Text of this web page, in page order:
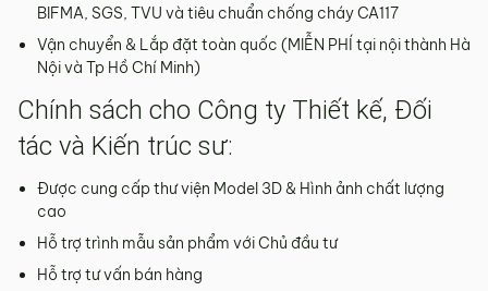
BIFMA, SGS, TVU và tiêu chuẩn chống cháy CA117
Vận chuyển & Lắp đặt toàn quốc (MIỄN PHÍ tại nội thành Hà
Nội và Tp Hồ Chí Minh)
Chính sách cho Công ty Thiết kế, Đối
tác và Kiến trúc sư:
Được cung cấp thư viện Model 3D & Hình ảnh chất lượng
cao
Hỗ trợ trình mẫu sản phẩm với Chủ đầu tư
Hỗ trợ tư vấn bán hàng